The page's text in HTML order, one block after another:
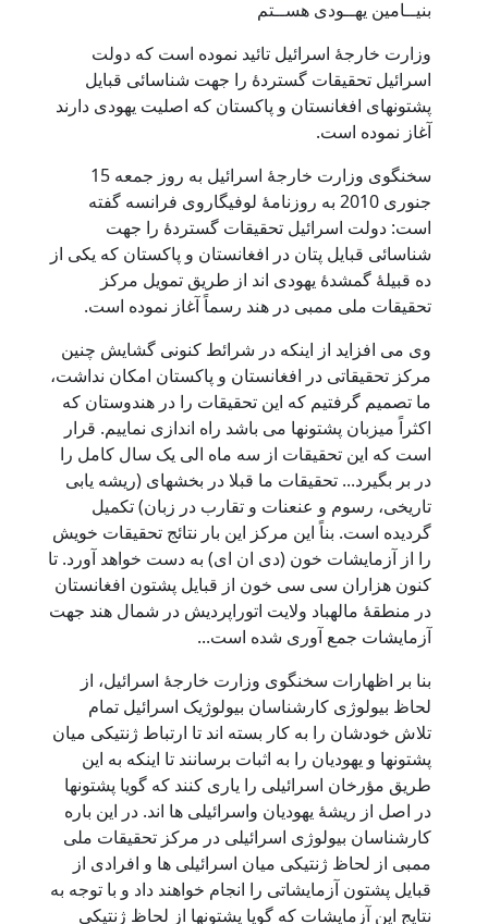
بنیــامین یهــودی هســتم
وزارت خارجۀ اسرائیل تائید نموده است که دولت
اسرائیل تحقیقات گستردۀ را جهت شناسائی قبایل
پشتونهای افغانستان و پاکستان که اصلیت یهودی دارند
آغاز نموده است.
سخنگوی وزارت خارجۀ اسرائیل به روز جمعه 15
جنوری 2010 به روزنامۀ لوفیگاروی فرانسه گفته
است: دولت اسرائیل تحقیقات گستردۀ را جهت
شناسائی قبایل پتان در افغانستان و پاکستان که یکی از
ده قبیلۀ گمشدۀ یهودی اند از طریق تمویل مرکز
تحقیقات ملی ممبی در هند رسماً آغاز نموده است.
وی می افزاید از اینکه در شرائط کنونی گشایش چنین
مرکز تحقیقاتی در افغانستان و پاکستان امکان نداشت،
ما تصمیم گرفتیم که این تحقیقات را در هندوستان که
اکثراً میزبان پشتونها می باشد راه اندازی نماییم. قرار
است که این تحقیقات از سه ماه الی یک سال کامل را
در بر بگیرد... تحقیقات ما قبلا در بخشهای (ریشه یابی
تاریخی، رسوم و عنعنات و تقارب در زبان) تکمیل
گردیده است. بناً این مرکز این بار نتائج تحقیقات خویش
را از آزمایشات خون (دی ان ای) به دست خواهد آورد. تا
کنون هزاران سی سی خون از قبایل پشتون افغانستان
در منطقۀ مالهباد ولایت اتوراپردیش در شمال هند جهت
آزمایشات جمع آوری شده است...
بنا بر اظهارات سخنگوی وزارت خارجۀ اسرائیل، از
لحاظ بیولوژی کارشناسان بیولوژیک اسرائیل تمام
تلاش خودشان را به کار بسته اند تا ارتباط ژنتیکی میان
پشتونها و یهودیان را به اثبات برسانند تا اینکه به این
طریق مؤرخان اسرائیلی را یاری کنند که گویا پشتونها
در اصل از ریشۀ یهودیان واسرائیلی ها اند. در این باره
کارشناسان بیولوژی اسرائیلی در مرکز تحقیقات ملی
ممبی از لحاظ ژنتیکی میان اسرائیلی ها و افرادی از
قبایل پشتون آزمایشاتی را انجام خواهند داد و با توجه به
نتایج این آزمایشات که گویا پشتونها از لحاظ ژنتیکی